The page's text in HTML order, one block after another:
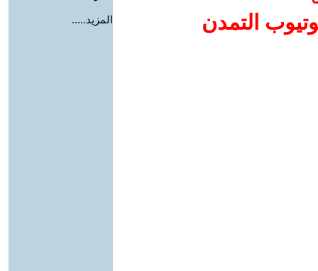
التمدن
المزيد.....